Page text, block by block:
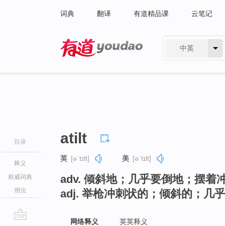
词典 翻译 有道精品课 云笔记
中英
目录
释义
权威词典
用法
atilt
英 [əˈtɪlt] 美 [əˈtɪlt]
adv. 倾斜地；几乎要倒地；摆着
adj. 举枪冲刺状的；倾斜的；几
网络释义 英英释义